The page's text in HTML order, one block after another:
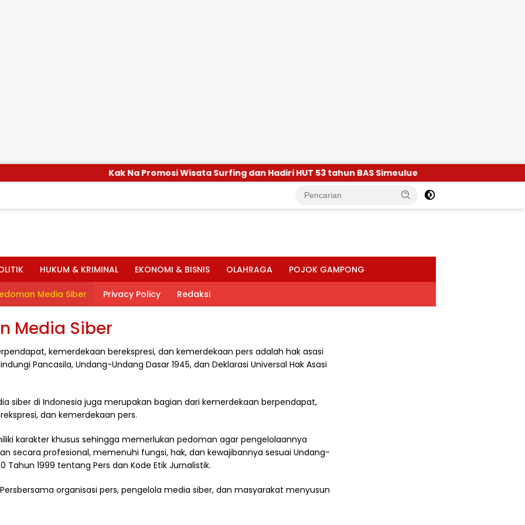
Kak Na Promosi Wisata Surfing dan Hadiri HUT 53 tahun BAS Simeulue
HUKUM & KRIMINAL EKONOMI & BISNIS OLAHRAGA POJOK GAMPONG
Media Siber Privacy Policy Redaksi
Media Siber
kemerdekaan berekspresi, dan kemerdekaan pers adalah hak asasi
Pancasila, Undang-Undang Dasar 1945, dan Deklarasi Universal Hak Asasi
siber di Indonesia juga merupakan bagian dari kemerdekaan berpendapat,
dan kemerdekaan pers.
karakter khusus sehingga memerlukan pedoman agar pengelolaannya
secara profesional, memenuhi fungsi, hak, dan kewajibannya sesuai Undang-
Tahun 1999 tentang Pers dan Kode Etik Jurnalistik.
organisasi pers, pengelola media siber, dan masyarakat menyusun